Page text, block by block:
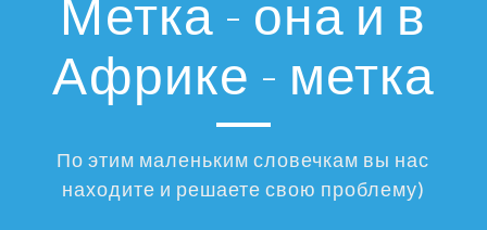
Метка - она и в
Африке - метка
По этим маленьким словечкам вы нас
находите и решаете свою проблему)